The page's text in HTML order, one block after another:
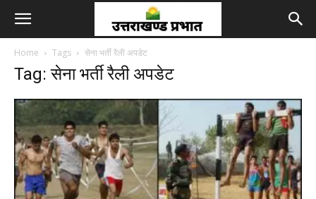
Home Tags सेना भर्ती रैली अपडेट
Tag: सेना भर्ती रैली अपडेट